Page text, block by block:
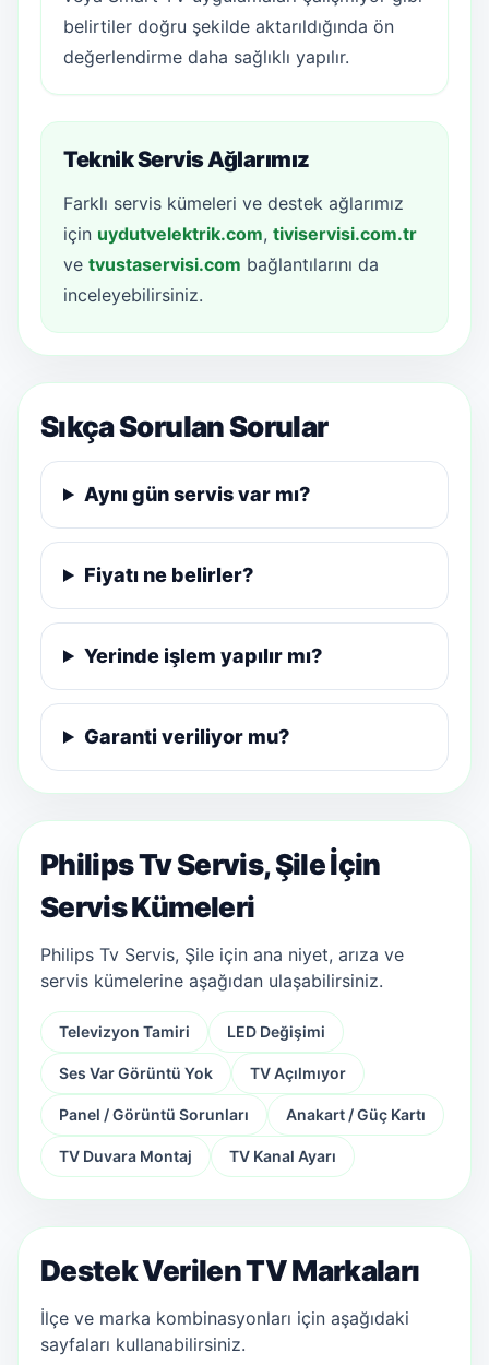
belirtiler doğru şekilde aktarıldığında ön
değerlendirme daha sağlıklı yapılır.
Teknik Servis Ağlarımız
Farklı servis kümeleri ve destek ağlarımız
için uydutvelektrik.com, tiviservisi.com.tr
ve tvustaservisi.com bağlantılarını da
inceleyebilirsiniz.
Sıkça Sorulan Sorular
Aynı gün servis var mı?
Fiyatı ne belirler?
Yerinde işlem yapılır mı?
Garanti veriliyor mu?
Philips Tv Servis, Şile İçin
Servis Kümeleri
Philips Tv Servis, Şile için ana niyet, arıza ve
servis kümelerine aşağıdan ulaşabilirsiniz.
Televizyon Tamiri LED Değişimi
Ses Var Görüntü Yok TV Açılmıyor
Panel / Görüntü Sorunları Anakart / Güç Kartı
TV Duvara Montaj TV Kanal Ayarı
Destek Verilen TV Markaları
İlçe ve marka kombinasyonları için aşağıdaki
sayfaları kullanabilirsiniz.